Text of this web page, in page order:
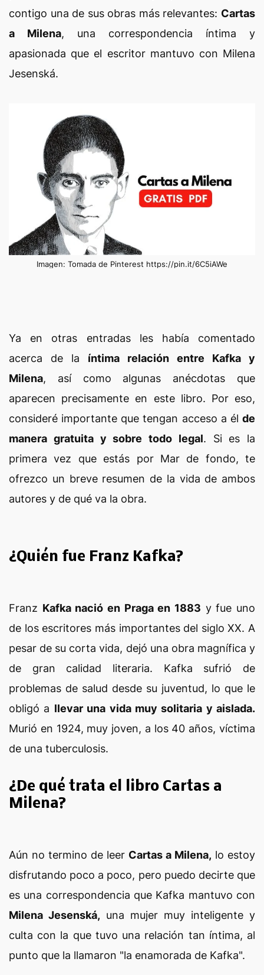
contigo una de sus obras más relevantes: Cartas
a Milena, una correspondencia íntima y
apasionada que el escritor mantuvo con Milena
Jesenská.
Imagen: Tomada de Pinterest https://pin.it/6C5iAWe
Ya en otras entradas les había comentado
acerca de la íntima relación entre Kafka y
Milena, así como algunas anécdotas que
aparecen precisamente en este libro. Por eso,
consideré importante que tengan acceso a él de
manera gratuita y sobre todo legal. Si es la
primera vez que estás por Mar de fondo, te
ofrezco un breve resumen de la vida de ambos
autores y de qué va la obra.
¿Quién fue Franz Kafka?
Franz Kafka nació en Praga en 1883 y fue uno
de los escritores más importantes del siglo XX. A
pesar de su corta vida, dejó una obra magnífica y
de gran calidad literaria. Kafka sufrió de
problemas de salud desde su juventud, lo que le
obligó a llevar una vida muy solitaria y aislada.
Murió en 1924, muy joven, a los 40 años, víctima
de una tuberculosis.
¿De qué trata el libro Cartas a
Milena?
Aún no termino de leer Cartas a Milena, lo estoy
disfrutando poco a poco, pero puedo decirte que
es una correspondencia que Kafka mantuvo con
Milena Jesenská, una mujer muy inteligente y
culta con la que tuvo una relación tan íntima, al
punto que la llamaron "la enamorada de Kafka".